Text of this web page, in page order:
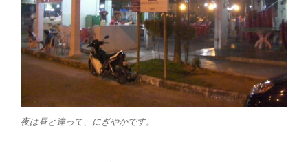
夜は昼と違って、にぎやかです。